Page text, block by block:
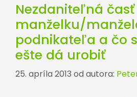
Nezdaniteľná
manželku/
podnikateľa a čo
ešte dá urobiť
25. apríla 2013 od autora: